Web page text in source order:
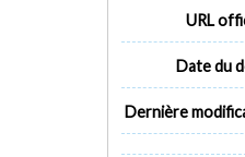
URL
Date du
Dernière